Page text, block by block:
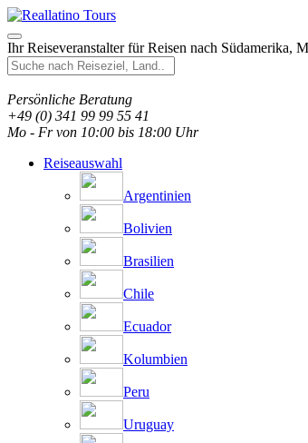
Ihr Reiseveranstalter für Reisen nach
Persönliche Beratung
+49 (0) 341 99 99 55 41
Mo - Fr von 10:00 bis 18:00 Uhr
Reiseauswahl
Argentinien
Bolivien
Brasilien
Chile
Ecuador
Kolumbien
Peru
Uruguay